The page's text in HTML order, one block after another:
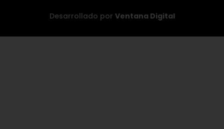
Desarrollado por Ventana Digital